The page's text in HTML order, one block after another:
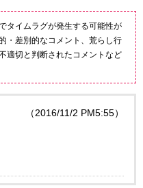
タイムラグが発生する可能性が
・差別的なコメント、荒らし行
適切と判断されたコメントなど
（2016/11/2 PM5:55）